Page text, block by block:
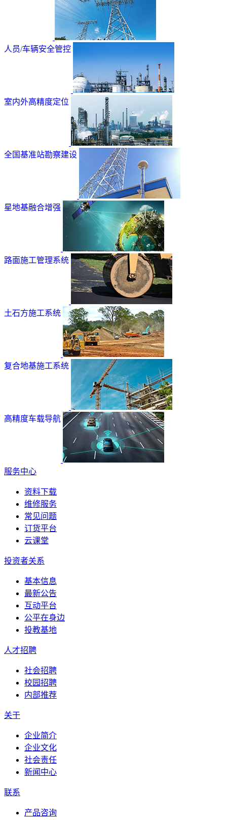
人员/车辆安全管控
室内外高精度定位
全国基准站勘察建设
星地基融合增强
路面施工管理系统
土石方施工系统
复合地基施工系统
高精度车载导航
服务中心
资料下载
维修服务
常见问题
订货平台
云课堂
投资者关系
基本信息
最新公告
互动平台
公平在身边
投教基地
人才招聘
社会招聘
校园招聘
内部推荐
关于
企业简介
企业文化
社会责任
新闻中心
联系
产品咨询